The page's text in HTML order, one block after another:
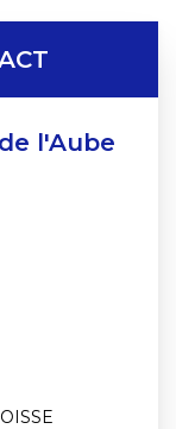
l'Aube